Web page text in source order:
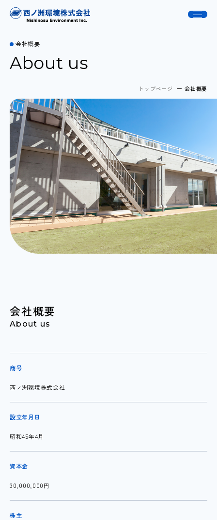
会社概要
About us
トップページ 会社概要
会社概要
About us
商号
西ノ洲環境株式会社
設立年月日
昭和45年4月
資本金
30,000,000円
株主